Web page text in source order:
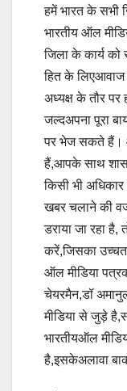
हमें भारत के सभी
भारतीय ऑल
जिला के कार्य
हित के
अध्यक्ष के तौर
जल्दअपना पूरा
पर भेज सकते हैं।
हैं,आपके साथ
किसी भी
खबर चलाने की
डराया जा रहा
करें,जिसका
ऑल मीडिया
चेयरमैन,डॉ
मीडिया से जुड़े
भारतीयऑल
है,इसकेअलावा